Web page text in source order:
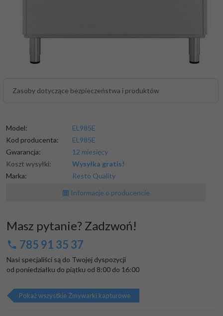
Zasoby dotyczące bezpieczeństwa i produktów
Model:
EL985E
Kod producenta:
EL985E
Gwarancja:
12 miesięcy
Koszt wysyłki:
Wysyłka gratis!
Marka:
Resto Quality
Informacje o producencie
Masz pytanie? Zadzwoń!
785 91 35 37
Nasi specjaliści są do Twojej dyspozycji
od poniedziałku do piątku od 8:00 do 16:00
Pokaż wszystkie Zmywarki kapturowe